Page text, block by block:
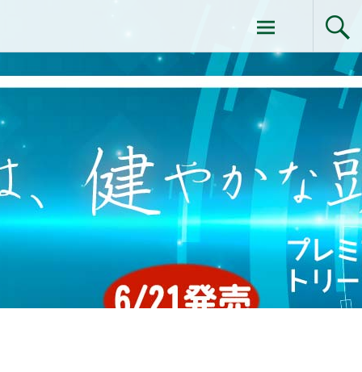
テ
ツ
ス
ッ
プ
ドクターイシイのエムディ化粧品 |エム
ディ化粧品 下関サロン